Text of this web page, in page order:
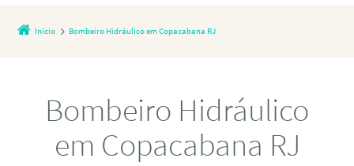
Início Bombeiro Hidráulico em Copacabana RJ
Bombeiro Hidráulico
em Copacabana RJ